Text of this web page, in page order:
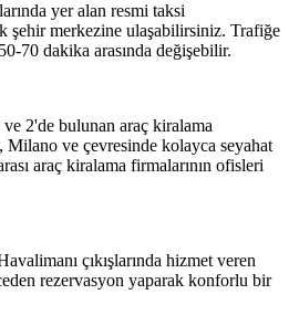
yer alan resmi taksi
şehir merkezine ulaşabilirsiniz. Trafiğe
70 dakika arasında değişebilir.
2'de bulunan araç kiralama
ve çevresinde kolayca seyahat
araç kiralama firmalarının ofisleri
çıkışlarında hizmet veren
rezervasyon yaparak konforlu bir